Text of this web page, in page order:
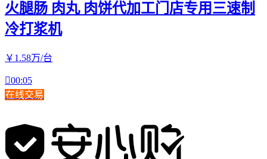
火腿肠 肉丸 肉饼代加工门店专用三速制
冷打浆机
￥ 1 .58万/台
00:05
在线交易